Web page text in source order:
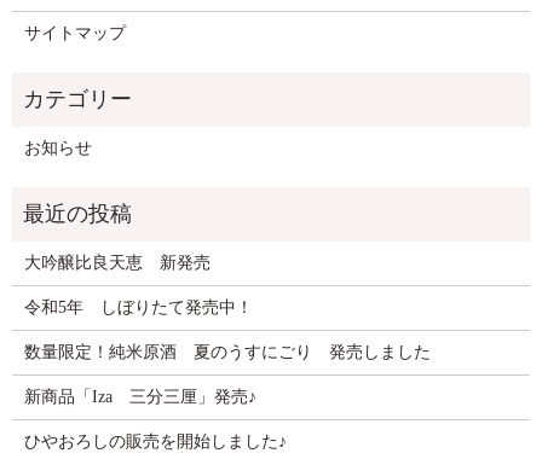
サイトマップ
お知らせ
大吟醸比良天恵 新発売
令和5年 しぼりたて発売中！
数量限定！純米原酒 夏のうすにごり 発売しました
新商品「Iza 三分三厘」発売♪
ひやおろしの販売を開始しました♪